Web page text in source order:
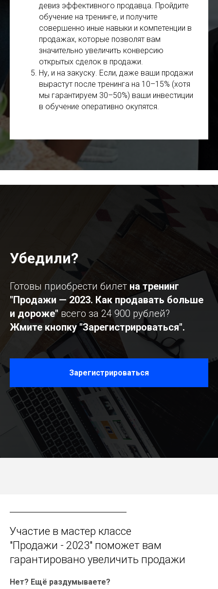
девиз эффективного продавца. Пройдите
обучение на тренинге, и получите
совершенно иные навыки и компетенции в
продажах, которые позволят вам
значительно увеличить конверсию
открытых сделок в продажи.
Ну, и на закуску. Если, даже ваши продажи
вырастут после тренинга на 10–15% (хотя
мы гарантируем 30–50%) ваши инвестиции
в обучение оперативно окупятся.
Убедили?
Готовы приобрести билет на тренинг
"Продажи — 2023. Как продавать больше
и дороже" всего за 24 900 рублей?
Жмите кнопку "Зарегистрироваться".
Зарегистрироваться
Участие в мастер классе
"Продажи - 2023" поможет вам
гарантировано увеличить продажи
Нет? Ещё раздумываете?